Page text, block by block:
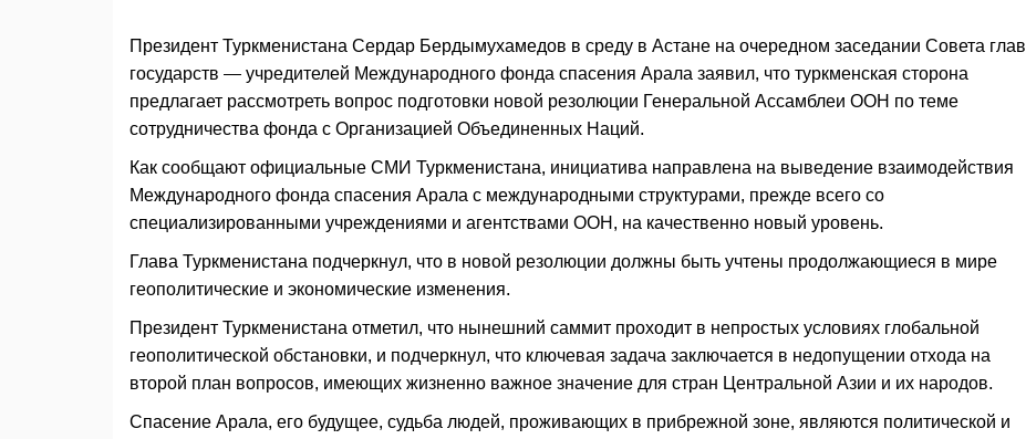
Президент Туркменистана Сердар Бердымухамедов в среду в Астане на очередном заседании Совета глав
государств — учредителей Международного фонда спасения Арала заявил, что туркменская сторона
предлагает рассмотреть вопрос подготовки новой резолюции Генеральной Ассамблеи ООН по теме
сотрудничества фонда с Организацией Объединенных Наций.
Как сообщают официальные СМИ Туркменистана, инициатива направлена на выведение взаимодействия
Международного фонда спасения Арала с международными структурами, прежде всего со
специализированными учреждениями и агентствами ООН, на качественно новый уровень.
Глава Туркменистана подчеркнул, что в новой резолюции должны быть учтены продолжающиеся в мире
геополитические и экономические изменения.
Президент Туркменистана отметил, что нынешний саммит проходит в непростых условиях глобальной
геополитической обстановки, и подчеркнул, что ключевая задача заключается в недопущении отхода на
второй план вопросов, имеющих жизненно важное значение для стран Центральной Азии и их народов.
Спасение Арала, его будущее, судьба людей, проживающих в прибрежной зоне, являются политической и